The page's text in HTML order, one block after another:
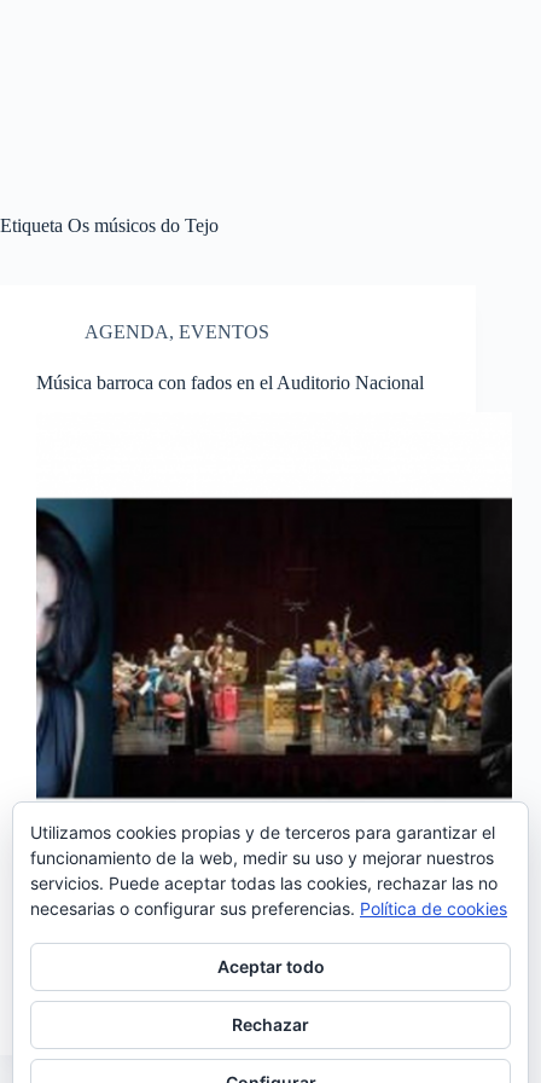
Etiqueta Os músicos do Tejo
AGENDA, EVENTOS
Música barroca con fados en el Auditorio Nacional
Este viernes 21 de mayo tendremos en Madrid a Os
Músicos do Tejo que dirigidos por Marcos
Magalhães, nos ofrecerán Un viaje por la música
culta y popular de Portugal Música barroca con
fados.
Noemí Sánchez
18/05/2021
Utilizamos cookies propias y de terceros para garantizar el
funcionamiento de la web, medir su uso y mejorar nuestros
servicios. Puede aceptar todas las cookies, rechazar las no
necesarias o configurar sus preferencias. Política de cookies
Aceptar todo
Rechazar